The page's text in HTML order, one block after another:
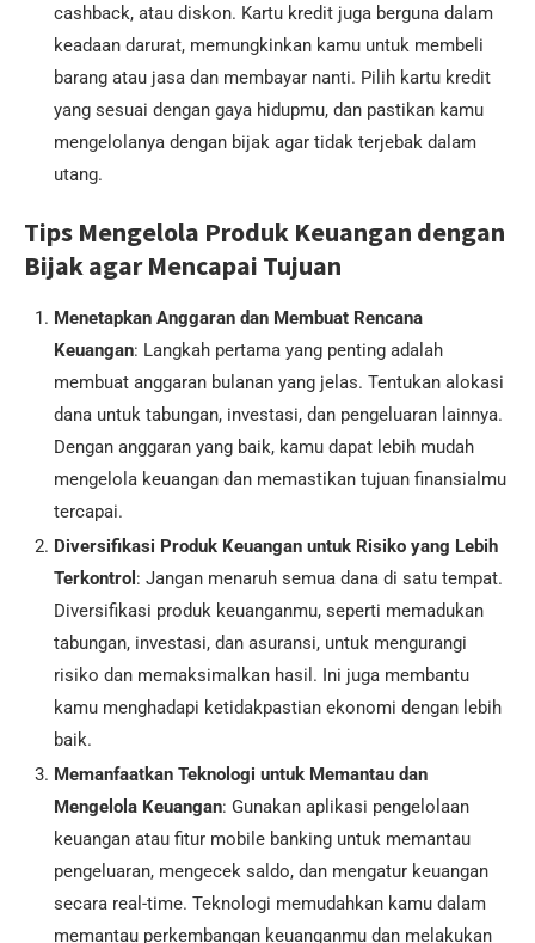
cashback, atau diskon. Kartu kredit juga berguna dalam
keadaan darurat, memungkinkan kamu untuk membeli
barang atau jasa dan membayar nanti. Pilih kartu kredit
yang sesuai dengan gaya hidupmu, dan pastikan kamu
mengelolanya dengan bijak agar tidak terjebak dalam
utang.
Tips Mengelola Produk Keuangan dengan
Bijak agar Mencapai Tujuan
Menetapkan Anggaran dan Membuat Rencana
Keuangan: Langkah pertama yang penting adalah
membuat anggaran bulanan yang jelas. Tentukan alokasi
dana untuk tabungan, investasi, dan pengeluaran lainnya.
Dengan anggaran yang baik, kamu dapat lebih mudah
mengelola keuangan dan memastikan tujuan finansialmu
tercapai.
Diversifikasi Produk Keuangan untuk Risiko yang Lebih
Terkontrol : Jangan menaruh semua dana di satu tempat.
Diversifikasi produk keuanganmu, seperti memadukan
tabungan, investasi, dan asuransi, untuk mengurangi
risiko dan memaksimalkan hasil. Ini juga membantu
kamu menghadapi ketidakpastian ekonomi dengan lebih
baik.
Memanfaatkan Teknologi untuk Memantau dan
Mengelola Keuangan: Gunakan aplikasi pengelolaan
keuangan atau fitur mobile banking untuk memantau
pengeluaran, mengecek saldo, dan mengatur keuangan
secara real-time. Teknologi memudahkan kamu dalam
memantau perkembangan keuanganmu dan melakukan